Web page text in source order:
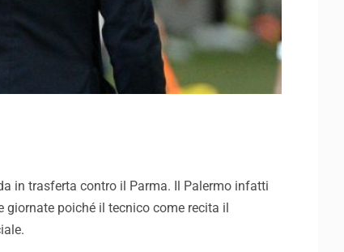
in trasferta contro il Parma. Il Palermo infatti
poiché il tecnico come recita il